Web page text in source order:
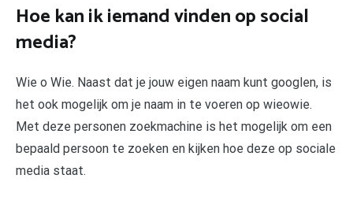
Hoe kan ik iemand vinden op social
media?
Wie o Wie. Naast dat je jouw eigen naam kunt googlen, is
het ook mogelijk om je naam in te voeren op wieowie.
Met deze personen zoekmachine is het mogelijk om een
bepaald persoon te zoeken en kijken hoe deze op sociale
media staat.